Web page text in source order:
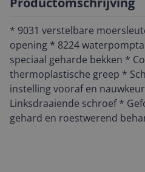
* 9031 verstelbare
opening * 8224
speciaal geharde bekken *
thermoplastische greep *
instelling vooraf en
Linksdraaiende schroef *
gehard en roestwerend